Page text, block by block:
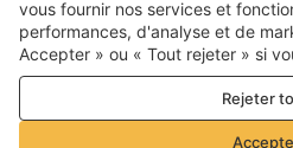
€ EUR
©2026
termes et
Politique de
Règles
vous fournir nos services et
performances, d'analyse et de
Accepter » ou « Tout rejeter » si
refuser tout. cookies à des fins de
de marketing. Pour plus de
confidentialité et de cookies
Rejeter